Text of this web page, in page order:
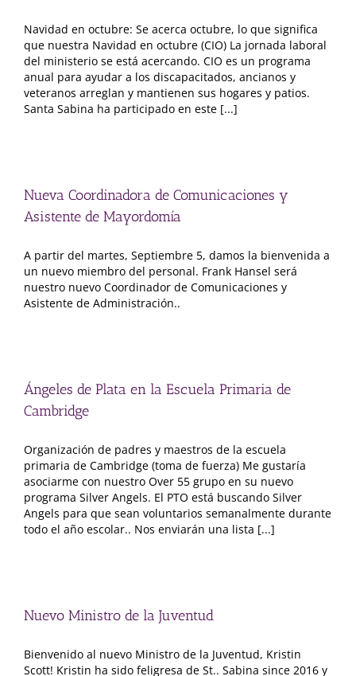
Navidad en octubre: Se acerca octubre, lo que significa
que nuestra Navidad en octubre (CIO) La jornada laboral
del ministerio se está acercando. CIO es un programa
anual para ayudar a los discapacitados, ancianos y
veteranos arreglan y mantienen sus hogares y patios.
Santa Sabina ha participado en este [...]
Nueva Coordinadora de Comunicaciones y
Asistente de Mayordomía
A partir del martes, Septiembre 5, damos la bienvenida a
un nuevo miembro del personal. Frank Hansel será
nuestro nuevo Coordinador de Comunicaciones y
Asistente de Administración..
Ángeles de Plata en la Escuela Primaria de
Cambridge
Organización de padres y maestros de la escuela
primaria de Cambridge (toma de fuerza) Me gustaría
asociarme con nuestro Over 55 grupo en su nuevo
programa Silver Angels. El PTO está buscando Silver
Angels para que sean voluntarios semanalmente durante
todo el año escolar.. Nos enviarán una lista [...]
Nuevo Ministro de la Juventud
Bienvenido al nuevo Ministro de la Juventud, Kristin
Scott! Kristin ha sido feligresa de St.. Sabina since 2016 y